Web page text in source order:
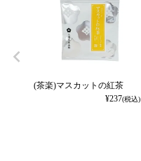
(茶楽)マスカットの紅茶
¥237(税込)